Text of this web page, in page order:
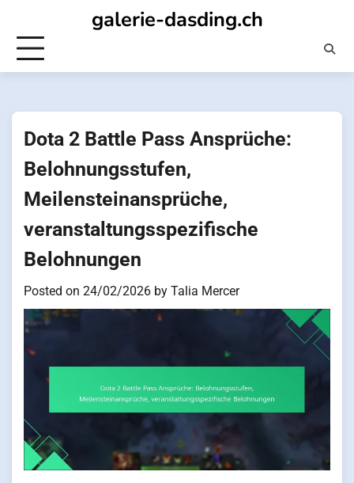
content
galerie-dasding.ch
Dota 2 Battle Pass Ansprüche:
Belohnungsstufen,
Meilensteinansprüche,
veranstaltungsspezifische
Belohnungen
Posted on 24/02/2026 by Talia Mercer